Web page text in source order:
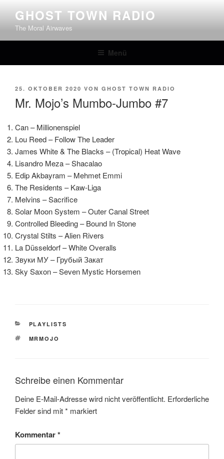
Inhalt
springen
GHOST TOWN RADIO
The Moral Airwaves
Menü
VERÖFFENTLICHT
25. OKTOBER 2020 VON GHOST TOWN RADIO
Mr. Mojo’s Mumbo-Jumbo #7
Can – Millionenspiel
Lou Reed – Follow The Leader
James White & The Blacks – (Tropical) Heat Wave
Lisandro Meza – Shacalao
Edip Akbayram – Mehmet Emmi
The Residents – Kaw-Liga
Melvins – Sacrifice
Solar Moon System – Outer Canal Street
Controlled Bleeding – Bound In Stone
Crystal Stilts – Alien Rivers
La Düsseldorf – White Overalls
Звуки МУ – Грубый Закат
Sky Saxon – Seven Mystic Horsemen
KATEGORIEN
PLAYLISTS
SCHLAGWÖRTER
MRMOJO
Schreibe einen Kommentar
Deine E-Mail-Adresse wird nicht veröffentlicht. Erforderliche
Felder sind mit* markiert
Kommentar*